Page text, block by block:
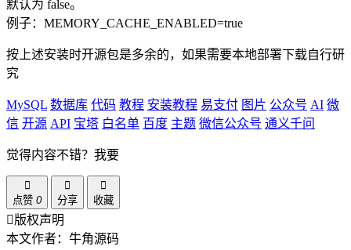
默认为 false。
例子：MEMORY_CACHE_ENABLED=true
按上述安装时开源包是多余的，如果需要本地部署下载自行研
究
MySQL 数据库 代码 教程 安装教程 易支付 图片 公众号 AI 微
信 开源 API 宝塔 白名单 百度 主题 微信公众号 通义千问
觉得内容不错？我要
点赞 0 分享 收藏
版权声明
本文作者：牛角源码